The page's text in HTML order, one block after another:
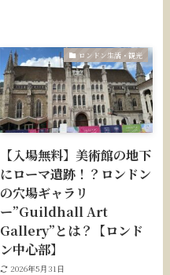
ロンドン生活・観光
【入場無料】美術館の地下
にローマ遺跡！？ロンドン
の穴場ギャラリ
ー”Guildhall Art
Gallery”とは？【ロンド
ン中心部】
2026年5月31日